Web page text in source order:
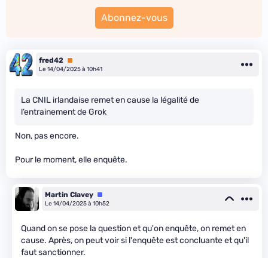
Abonnez-vous
fred42 Premium
Le 14/04/2025 à 10h41
La CNIL irlandaise remet en cause la légalité de
l’entrainement de Grok
Non, pas encore.
Pour le moment, elle enquête.
Martin Clavey Équipe
Le 14/04/2025 à 10h52
Quand on se pose la question et qu'on enquête, on remet en
cause. Après, on peut voir si l'enquête est concluante et qu'il
faut sanctionner.